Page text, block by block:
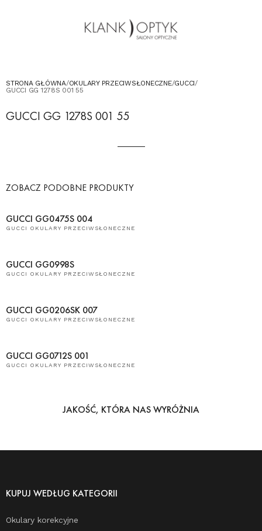
OKULARY DLA DZIECI
KONTAKT
UMÓW WIZYTĘ W SALONIE
STRONA GŁÓWNA/OKULARY PRZECIWSŁONECZNE/GUCCI/
GUCCI GG 1278S 001 55
GUCCI GG 1278S 001 55
ZOBACZ PODOBNE PRODUKTY
GUCCI GG0475S 004
GUCCI OKULARY PRZECIWSŁONECZNE
GUCCI GG0998S
GUCCI OKULARY PRZECIWSŁONECZNE
GUCCI GG0206SK 007
GUCCI OKULARY PRZECIWSŁONECZNE
GUCCI GG0712S 001
GUCCI OKULARY PRZECIWSŁONECZNE
JAKOŚĆ, KTÓRA NAS WYRÓŻNIA
KUPUJ WEDŁUG KATEGORII
Okulary korekcyjne